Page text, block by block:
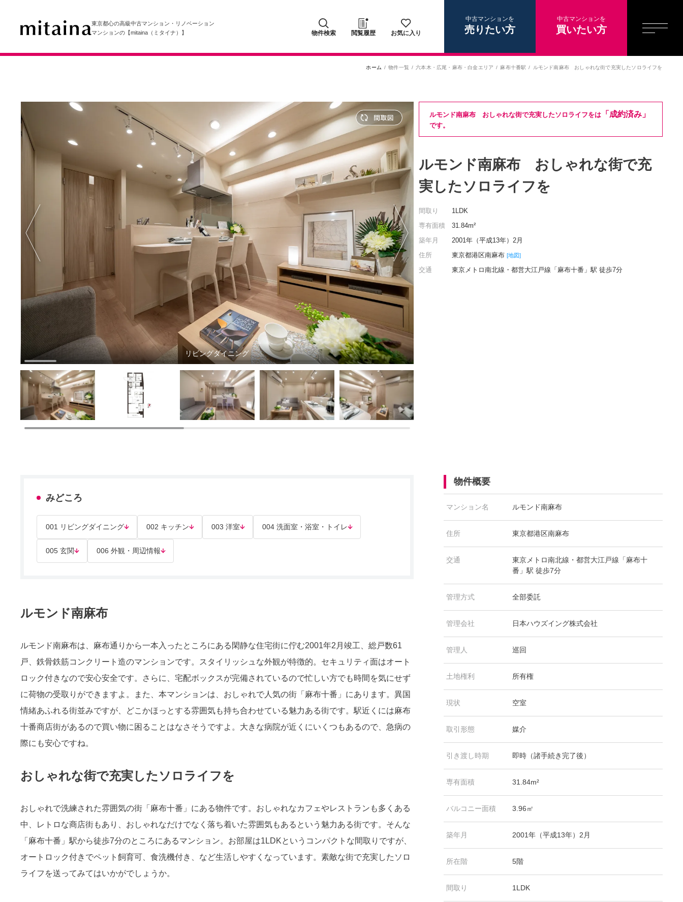
東京都心の高級中古マンション・リノベーション
マンションの【mitaina（ミタイナ）】
物件検索 閲覧履歴 お気に入り
中古マンションを
売りたい方
中古マンションを
買いたい方
ホーム 物件一覧 六本木・広尾・麻布・白金エリア 麻布十番駅 ルモンド南麻布 おしゃれな街で充実したソロライフを
リビングダイニング
ルモンド南麻布 おしゃれな街で充実したソロライフをは「成約済み」
です。
ルモンド南麻布 おしゃれな街で充
実したソロライフを
間取り
1LDK
専有面積
31.84m²
築年月
2001年（平成13年）2月
住所
東京都港区南麻布 [地図]
交通 東京メトロ南北線・都営大江戸線「麻布十番」駅 徒歩7分
みどころ
001 リビングダイニング 002 キッチン 003 洋室 004 洗面室・浴室・トイレ
005 玄関 006 外観・周辺情報
ルモンド南麻布
ルモンド南麻布は、麻布通りから一本入ったところにある閑静な住宅街に佇む2001年2月竣工、総戸数61
戸、鉄骨鉄筋コンクリート造のマンションです。スタイリッシュな外観が特徴的。セキュリティ面はオート
ロック付きなので安心安全です。さらに、宅配ボックスが完備されているので忙しい方でも時間を気にせず
に荷物の受取りができますよ。また、本マンションは、おしゃれで人気の街「麻布十番」にあります。異国
情緒あふれる街並みですが、どこかほっとする雰囲気も持ち合わせている魅力ある街です。駅近くには麻布
十番商店街があるので買い物に困ることはなさそうですよ。大きな病院が近くにいくつもあるので、急病の
際にも安心ですね。
おしゃれな街で充実したソロライフを
おしゃれで洗練された雰囲気の街「麻布十番」にある物件です。おしゃれなカフェやレストランも多くある
中、レトロな商店街もあり、おしゃれなだけでなく落ち着いた雰囲気もあるという魅力ある街です。そんな
「麻布十番」駅から徒歩7分のところにあるマンション。お部屋は1LDKというコンパクトな間取りですが、
オートロック付きでペット飼育可、食洗機付き、など生活しやすくなっています。素敵な街で充実したソロ
ライフを送ってみてはいかがでしょうか。
物件概要
マンション名 ルモンド南麻布
住所 東京都港区南麻布
交通
東京メトロ南北線・都営大江戸線「麻布十
番」駅 徒歩7分
管理方式 全部委託
管理会社 日本ハウズイング株式会社
管理人 巡回
土地権利 所有権
現状 空室
取引形態 媒介
引き渡し時期 即時（諸手続き完了後）
専有面積 31.84m²
バルコニー面積 3.96㎡
築年月 2001年（平成13年）2月
所在階 5階
間取り 1LDK